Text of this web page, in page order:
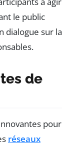
le public
dialogue sur la
de
pour
réseaux